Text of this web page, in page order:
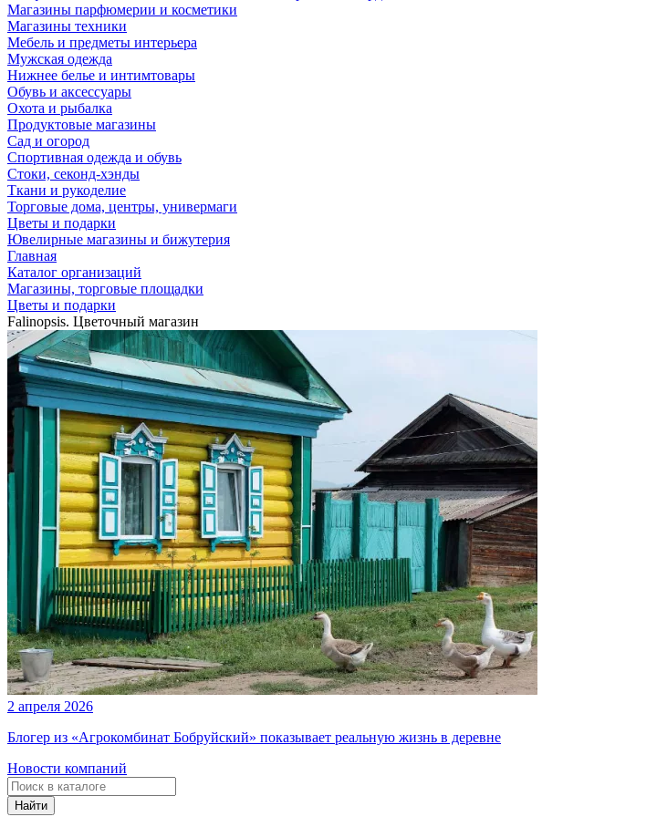
Магазины парфюмерии и косметики
Магазины техники
Мебель и предметы интерьера
Мужская одежда
Нижнее белье и интимтовары
Обувь и аксессуары
Охота и рыбалка
Продуктовые магазины
Сад и огород
Спортивная одежда и обувь
Стоки, секонд-хэнды
Ткани и рукоделие
Торговые дома, центры, универмаги
Цветы и подарки
Ювелирные магазины и бижутерия
Главная
Каталог организаций
Магазины, торговые площадки
Цветы и подарки
Falinopsis. Цветочный магазин
2 апреля 2026
Блогер из «Агрокомбинат Бобруйский» показывает реальную жизнь в деревне
Новости компаний
Найти